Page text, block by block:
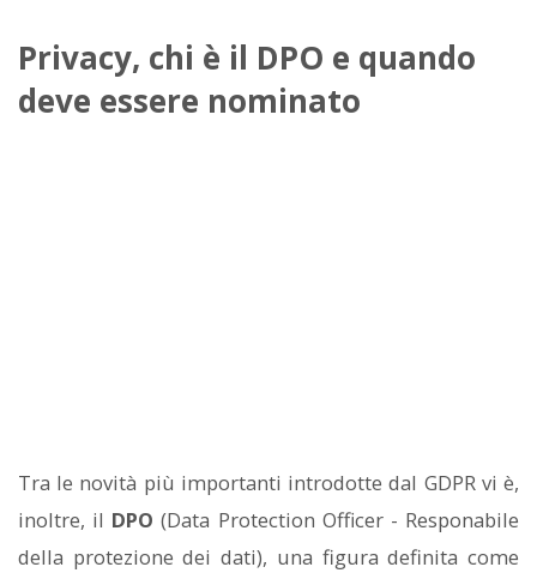
Privacy, chi è il DPO e quando
deve essere nominato
Tra le novità più importanti introdotte dal GDPR vi è,
inoltre, il DPO (Data Protection Officer - Responabile
della protezione dei dati), una figura definita come